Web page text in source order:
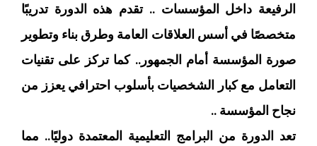
الرفيعة داخل المؤسسات .. تقدم هذه الدورة تدريبًا
متخصصًا في أسس العلاقات العامة وطرق بناء وتطوير
صورة المؤسسة أمام الجمهور.. كما تركز على تقنيات
التعامل مع كبار الشخصيات بأسلوب احترافي يعزز من
نجاح المؤسسة ..
تعد الدورة من البرامج التعليمية المعتمدة دوليًا.. مما